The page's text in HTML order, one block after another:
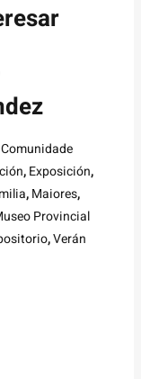
Comunidade
,Exposición,
,Maiores,
Provincial
,Verán